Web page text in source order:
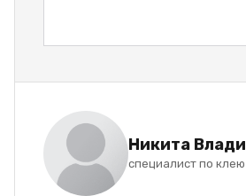
Никита
специалист по клею